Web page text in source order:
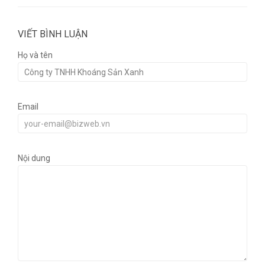
VIẾT BÌNH LUẬN
Họ và tên
Email
Nội dung